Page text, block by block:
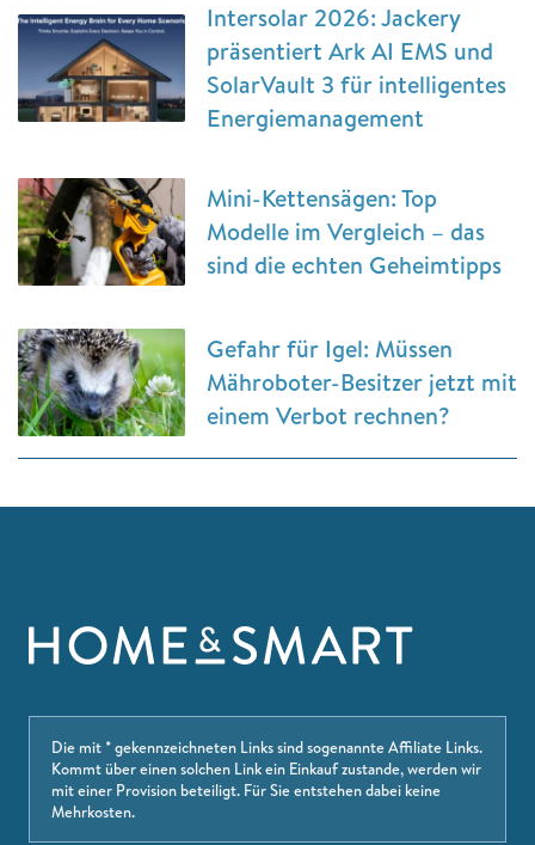
Intersolar 2026: Jackery
präsentiert Ark AI EMS und
SolarVault 3 für intelligentes
Energiemanagement
Mini-Kettensägen: Top
Modelle im Vergleich – das
sind die echten Geheimtipps
Gefahr für Igel: Müssen
Mähroboter-Besitzer jetzt mit
einem Verbot rechnen?
Die mit * gekennzeichneten Links sind sogenannte Affiliate Links.
Kommt über einen solchen Link ein Einkauf zustande, werden wir
mit einer Provision beteiligt. Für Sie entstehen dabei keine
Mehrkosten.